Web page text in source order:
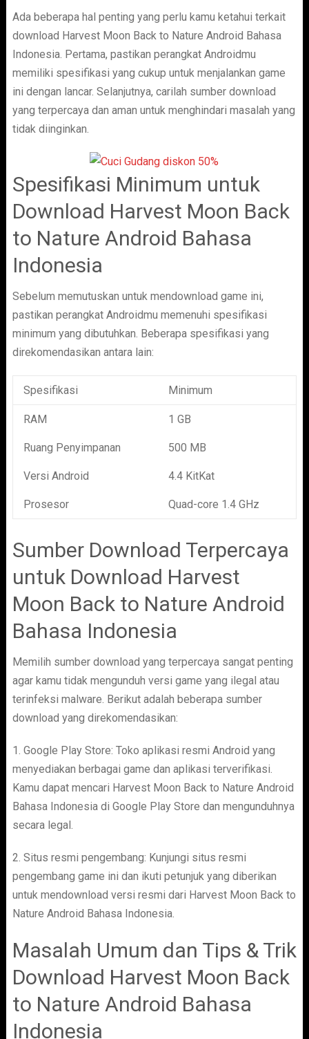
Ada beberapa hal penting yang perlu kamu ketahui terkait
download Harvest Moon Back to Nature Android Bahasa
Indonesia. Pertama, pastikan perangkat Androidmu
memiliki spesifikasi yang cukup untuk menjalankan game
ini dengan lancar. Selanjutnya, carilah sumber download
yang terpercaya dan aman untuk menghindari masalah yang
tidak diinginkan.
Spesifikasi Minimum untuk
Download Harvest Moon Back
to Nature Android Bahasa
Indonesia
Sebelum memutuskan untuk mendownload game ini,
pastikan perangkat Androidmu memenuhi spesifikasi
minimum yang dibutuhkan. Beberapa spesifikasi yang
direkomendasikan antara lain:
Spesifikasi Minimum
RAM 1 GB
Ruang Penyimpanan 500 MB
Versi Android 4.4 KitKat
Prosesor Quad-core 1.4 GHz
Sumber Download Terpercaya
untuk Download Harvest
Moon Back to Nature Android
Bahasa Indonesia
Memilih sumber download yang terpercaya sangat penting
agar kamu tidak mengunduh versi game yang ilegal atau
terinfeksi malware. Berikut adalah beberapa sumber
download yang direkomendasikan:
1. Google Play Store: Toko aplikasi resmi Android yang
menyediakan berbagai game dan aplikasi terverifikasi.
Kamu dapat mencari Harvest Moon Back to Nature Android
Bahasa Indonesia di Google Play Store dan mengunduhnya
secara legal.
2. Situs resmi pengembang: Kunjungi situs resmi
pengembang game ini dan ikuti petunjuk yang diberikan
untuk mendownload versi resmi dari Harvest Moon Back to
Nature Android Bahasa Indonesia.
Masalah Umum dan Tips & Trik
Download Harvest Moon Back
to Nature Android Bahasa
Indonesia